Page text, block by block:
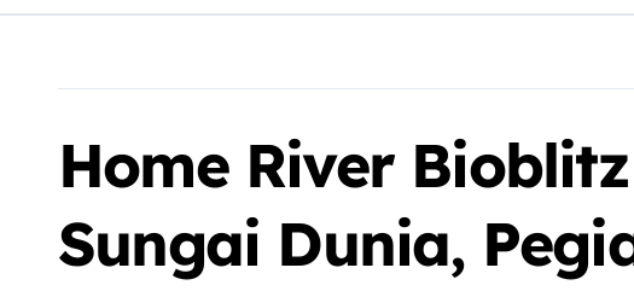
Home River
Sungai Dunia,